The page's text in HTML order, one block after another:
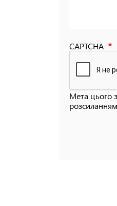
CAPTCHA
Мета цього